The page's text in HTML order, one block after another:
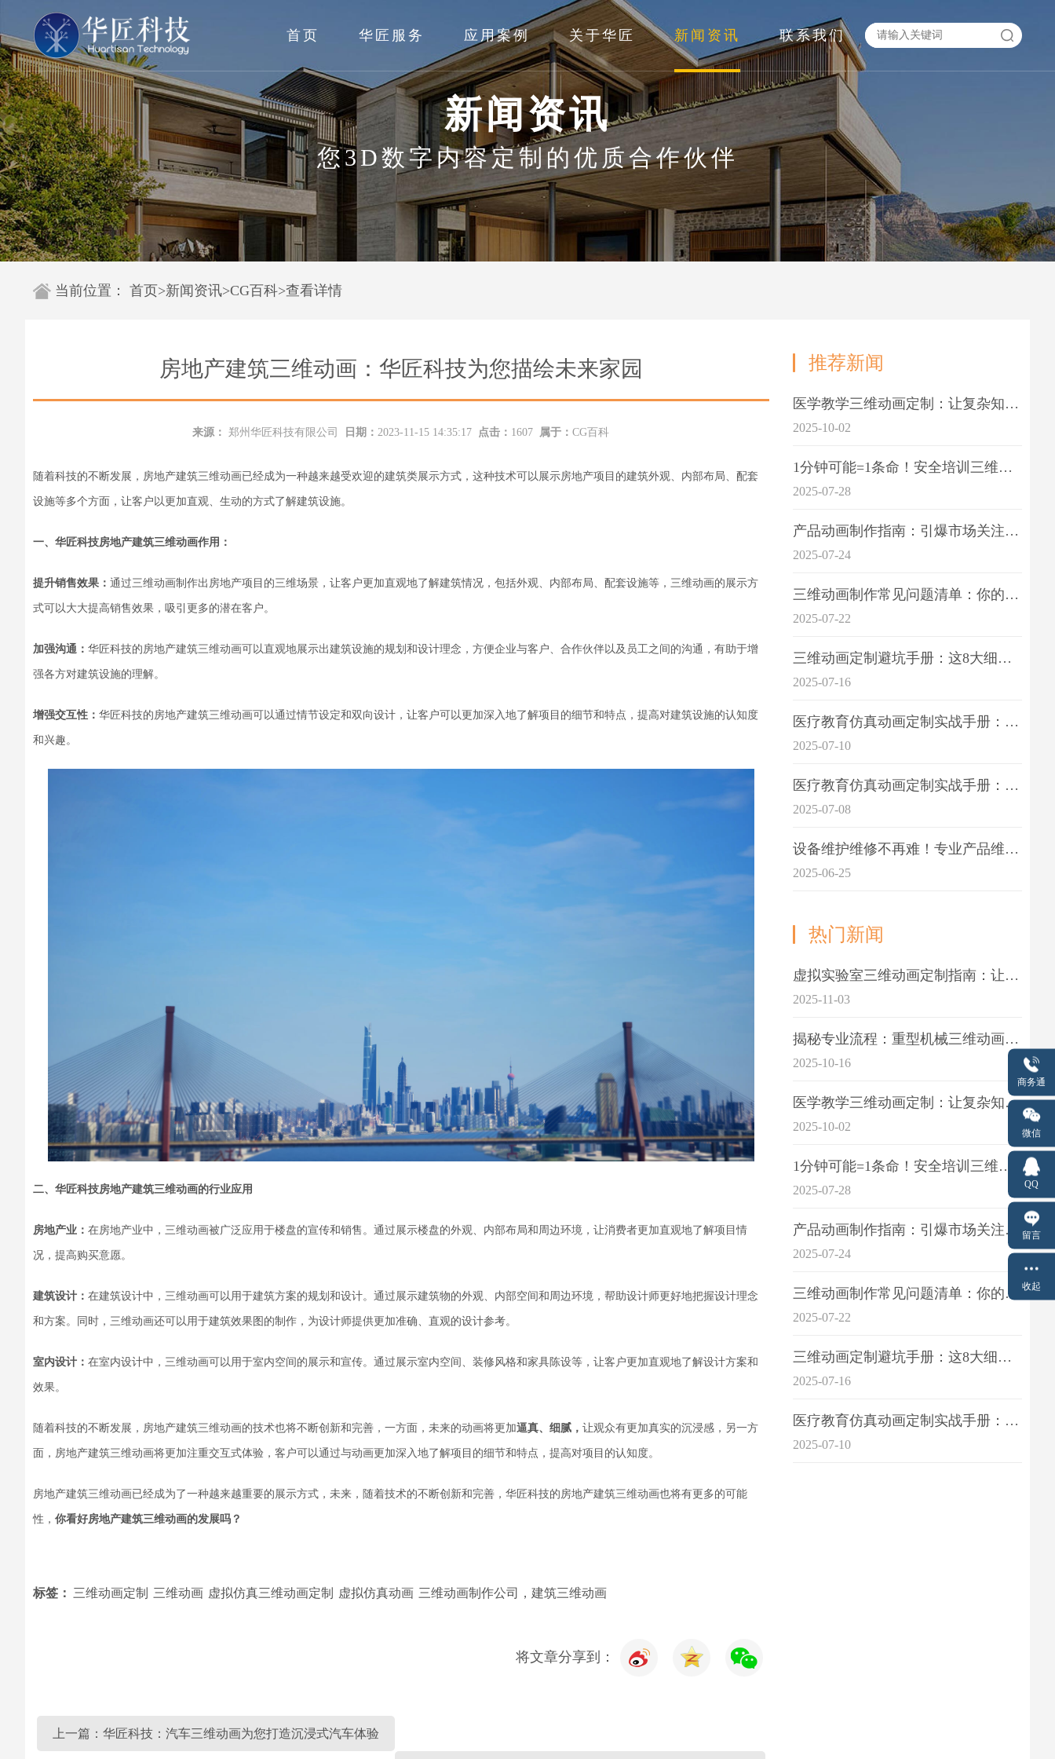
首页 华匠服务 应用案例 关于华匠 新闻资讯 联系我们
新闻资讯
您3D数字内容定制的优质合作伙伴
当前位置： 首页>新闻资讯>CG百科>查看详情
房地产建筑三维动画：华匠科技为您描绘未来家园
来源： 郑州华匠科技有限公司 日期：2023-11-15 14:35:17 点击： 1607 属于：CG百科
随着科技的不断发展，房地产建筑三维动画已经成为一种越来越受欢迎的建筑类展示方式 ， 这种技术可以展示房地产项目的建筑外观、内部布局、配套
设施等多个方面，让客户 以更加直观、生动的方式了解建筑设施。
一、 华匠科技房地产建筑三维动画作用：
提升销售效果： 通过三维动画制作出房地产项目的三维场景，让客户更加直观地了解建筑情况，包括外观、内部布局、配套设施等，三维动画的展示方
式可以大大提高销售效果，吸引更多的潜在客户。
加强沟通： 华匠科技的房地产建筑三维动画可以直观地展示出建筑设施的规划和设计理念，方便企业与客户、合作伙伴以及员工之间的沟通，有助于增
强各方对建筑设施的理解。
增强交互性： 华匠科技的房地产建筑三维动画可以通过情节设定和双向设计，让客户可以更加深入地了解项目的细节和特点，提高对建筑设施的认知度
和兴趣。
二、 华匠科技房地产建筑三维动画的行业应用
房地产业： 在房地产业中，三维动画被广泛应用于楼盘的宣传和销售。通过展示楼盘的外观、内部布局和周边环境，让消费者更加直观地了解项目情
况，提高购买意愿。
建筑设计： 在建筑设计中，三维动画可以用于建筑方案的规划和设计。通过展示建筑物的外观、内部空间和周边环境，帮助设计师更好地把握设计理念
和方案。同时，三维动画还可以用于建筑效果图的制作，为设计师提供更加准确、直观的设计参考。
室内设计： 在室内设计中，三维动画可以用于室内空间的展示和宣传。通过展示室内空间、装修风格和家具陈设等，让客户更加直观地了解设计方案和
效果。
随着科技的不断发展，房地产建筑三维动画的技术也将不断创新和完善 ， 一方面， 未来的动画将更加逼真、细腻， 让观众有更加真实的沉浸感 ， 另一方
面， 房地产建筑三维动画将更加注重交互式体验 ， 客户可以通过与动画更加深入地了解项目的细节和特点，提高对项目的认知度。
房地产建筑三维动画已经成为了一种越来越重要的展示方式 ， 未来，随着技术的不断创新和完善， 华匠科技的房地产建筑三维动画也将有更多的可能
性， 你看好房地产建筑三维动画的发展吗？
标签： 三维动画定制 三维动画 虚拟仿真三维动画定制 虚拟仿真动画 三维动画制作公司，建筑三维动画
将文章分享到：
上一篇：华匠科技：汽车三维动画为您打造沉浸式汽车体验
推荐新闻
医学教学三维动画定制：让复杂知识一目了
2025-10-02
1分钟可能=1条命！安全培训三维动画制作成本效益深度拆解
2025-07-28
产品动画制作指南：引爆市场关注的视觉引擎
2025-07-24
三维动画制作常见问题清单：你的项目是否踩中这6大技术雷区？
2025-07-22
三维动画定制避坑手册：这8大细节重点关注
2025-07-16
医疗教育仿真动画定制实战手册：击破传统医学教育7大痛点
2025-07-10
医疗教育仿真动画定制实战手册：解决传统教学的7大痛点
2025-07-08
设备维护维修不再难！专业产品维护三维动画演示定制指南
2025-06-25
热门新闻
虚拟实验室三维动画定制指南：让科学教学更生动
2025-11-03
揭秘专业流程：重型机械三维动画制作的5大关键步骤
2025-10-16
医学教学三维动画定制：让复杂知识一目了
2025-10-02
1分钟可能=1条命！安全培训三维动画制作成本效益深度拆解
2025-07-28
产品动画制作指南：引爆市场关注的视觉引擎
2025-07-24
三维动画制作常见问题清单：你的项目是否踩中这6大技术雷区？
2025-07-22
三维动画定制避坑手册：这8大细节重点关注
2025-07-16
医疗教育仿真动画定制实战手册：击破传统医学教育7大痛点
2025-07-10
商务通
微信
QQ
留言
收起